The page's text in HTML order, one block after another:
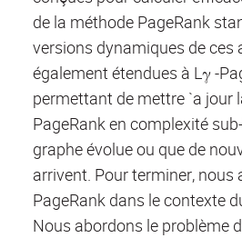
de la méthode PageRank
versions dynamiques de ces
également étendues à Lγ -
permettant de mettre `a jour
PageRank en complexité
graphe évolue ou que de
arrivent. Pour terminer, nous
PageRank dans le contexte
Nous abordons le problème